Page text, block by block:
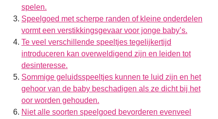
spelen.
Speelgoed met scherpe randen of kleine onderdelen
vormt een verstikkingsgevaar voor jonge baby’s.
Te veel verschillende speeltjes tegelijkertijd
introduceren kan overweldigend zijn en leiden tot
desinteresse.
Sommige geluidsspeeltjes kunnen te luid zijn en het
gehoor van de baby beschadigen als ze dicht bij het
oor worden gehouden.
Niet alle soorten speelgoed bevorderen evenveel